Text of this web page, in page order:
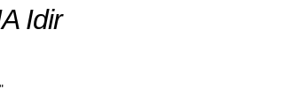
Idir
"